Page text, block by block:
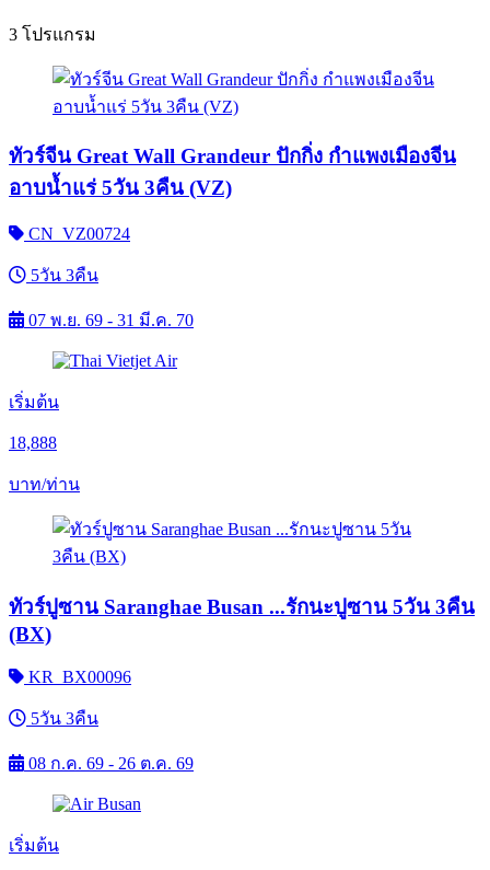
3 โปรแกรม
ทัวร์จีน Great Wall Grandeur ปักกิ่ง กำแพงเมืองจีน
อาบน้ำแร่ 5วัน 3คืน (VZ)
CN_VZ00724
5วัน 3คืน
07 พ.ย. 69 - 31 มี.ค. 70
เริ่มต้น
18,888
บาท/ท่าน
ทัวร์ปูซาน Saranghae Busan ...รักนะปูซาน 5วัน 3คืน
(BX)
KR_BX00096
5วัน 3คืน
08 ก.ค. 69 - 26 ต.ค. 69
เริ่มต้น